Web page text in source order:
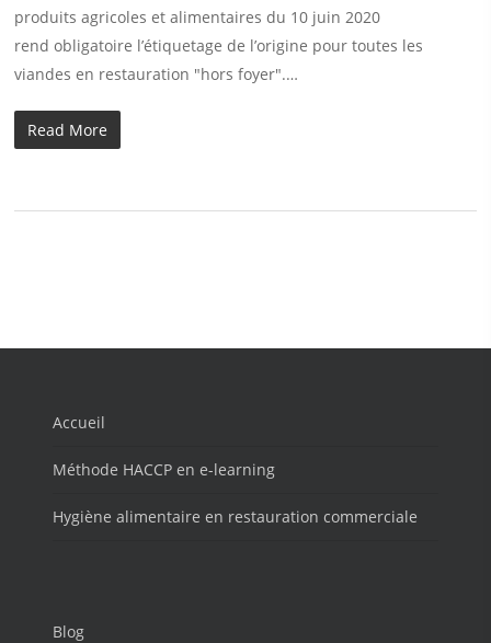
produits agricoles et alimentaires du 10 juin 2020
rend obligatoire l’étiquetage de l’origine pour toutes les
viandes en restauration "hors foyer".…
Read More
Accueil
Méthode HACCP en e-learning
Hygiène alimentaire en restauration commerciale
Blog